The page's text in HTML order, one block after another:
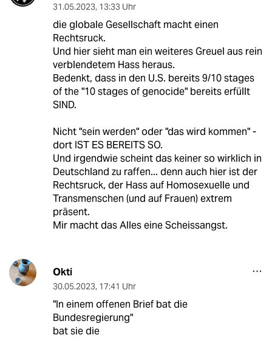
31.05.2023, 13:33 Uhr
die globale Gesellschaft macht einen
Rechtsruck.
Und hier sieht man ein weiteres Greuel aus rein
verblendetem Hass heraus.
Bedenkt, dass in den U.S. bereits 9/10 stages
of the "10 stages of genocide" bereits erfüllt
SIND.
Nicht "sein werden" oder "das wird kommen" -
dort IST ES BEREITS SO.
Und irgendwie scheint das keiner so wirklich in
Deutschland zu raffen... denn auch hier ist der
Rechtsruck, der Hass auf Homosexuelle und
Transmenschen (und auf Frauen) extrem
präsent.
Mir macht das Alles eine Scheissangst.
Okti
30.05.2023, 17:41 Uhr
"In einem offenen Brief bat die
Bundesregierung"
bat sie die